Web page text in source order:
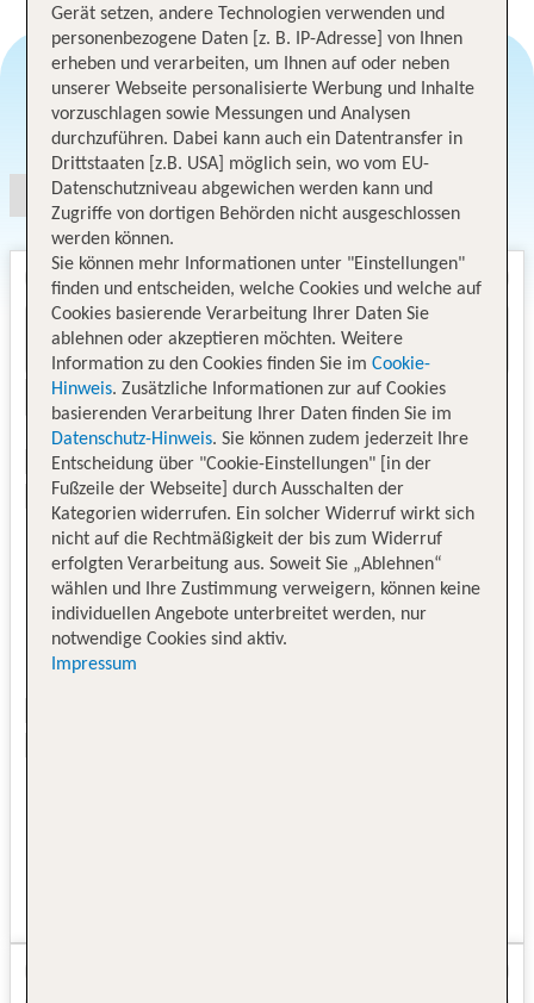
Angebotsauswahl
Gerät setzen, andere Technologien verwenden und
personenbezogene Daten [z. B. IP-Adresse] von Ihnen
erheben und verarbeiten, um Ihnen auf oder neben
unserer Webseite personalisierte Werbung und Inhalte
vorzuschlagen sowie Messungen und Analysen
durchzuführen. Dabei kann auch ein Datentransfer in
Drittstaaten [z.B. USA] möglich sein, wo vom EU-
Datenschutzniveau abgewichen werden kann und
Zugriffe von dortigen Behörden nicht ausgeschlossen
werden können.
Sie können mehr Informationen unter "Einstellungen"
finden und entscheiden, welche Cookies und welche auf
Cookies basierende Verarbeitung Ihrer Daten Sie
ablehnen oder akzeptieren möchten. Weitere
Information zu den Cookies finden Sie im Cookie-
Hinweis. Zusätzliche Informationen zur auf Cookies
basierenden Verarbeitung Ihrer Daten finden Sie im
Datenschutz-Hinweis. Sie können zudem jederzeit Ihre
Entscheidung über "Cookie-Einstellungen" [in der
Fußzeile der Webseite] durch Ausschalten der
Kategorien widerrufen. Ein solcher Widerruf wirkt sich
nicht auf die Rechtmäßigkeit der bis zum Widerruf
erfolgten Verarbeitung aus. Soweit Sie „Ablehnen“
wählen und Ihre Zustimmung verweigern, können keine
individuellen Angebote unterbreitet werden, nur
notwendige Cookies sind aktiv.
Impressum